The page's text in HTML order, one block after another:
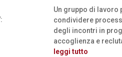
Un gruppo di lavoro
condividere
degli incontri in
accoglienza e
leggi tutto